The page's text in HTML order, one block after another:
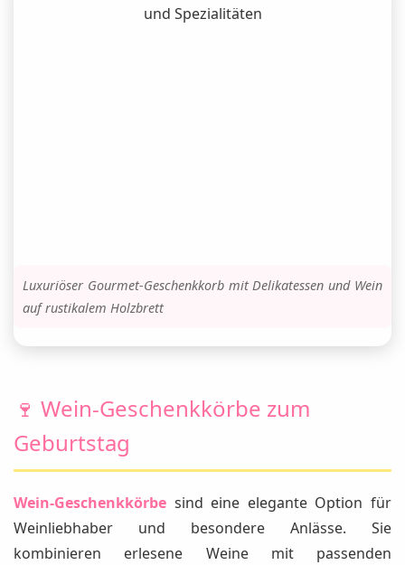
Luxuriöser Gourmet-Geschenkkorb mit Delikatessen und Wein
auf rustikalem Holzbrett
🍷 Wein-Geschenkkörbe zum
Geburtstag
Wein-Geschenkkörbe sind eine elegante Option für
Weinliebhaber und besondere Anlässe. Sie
kombinieren erlesene Weine mit passenden